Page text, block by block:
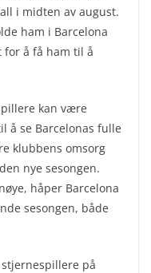
i midten av august.
ham i Barcelona
for å få ham til å
kan være
å se Barcelonas fulle
klubbens omsorg
nye sesongen.
håper Barcelona
sesongen, både
på